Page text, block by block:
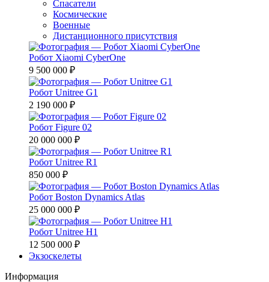
Спасатели
Космические
Военные
Дистанционного присутствия
Робот Xiaomi CyberOne
9 500 000 ₽
Робот Unitree G1
2 190 000 ₽
Робот Figure 02
20 000 000 ₽
Робот Unitree R1
850 000 ₽
Робот Boston Dynamics Atlas
25 000 000 ₽
Робот Unitree H1
12 500 000 ₽
Экзоскелеты
Информация